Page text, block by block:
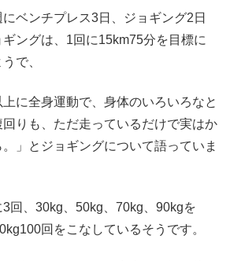
ベンチプレス3日、ジョギング2日
ングは、1回に15km75分を目標に
で、
上に全身運動で、身体のいろいろなと
りも、ただ走っているだけで実はか
」とジョギングについて語っていま
回、30kg、50kg、70kg、90kgを
回をこなしているそうです。